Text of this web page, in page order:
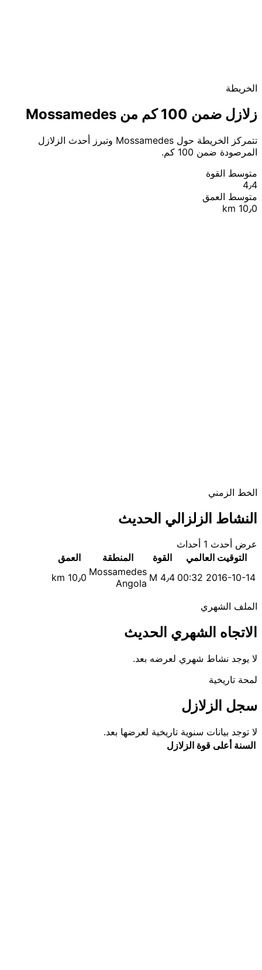
الخريطة
زلازل ضمن 100 كم من Mossamedes
تتمركز الخريطة حول Mossamedes وتبرز أحدث الزلازل
المرصودة ضمن 100 كم.
متوسط القوة
4٫4
متوسط العمق
10٫0 km
Leaflet
© OpenStreetMap contributors
الخط الزمني
النشاط الزلزالي الحديث
عرض أحدث 1 أحداث
التوقيت العالمي
القوة المنطقة
العمق
2016-10-14 00:32
M 4٫4 Mossamedes
Angola
10٫0 km
الملف الشهري
الاتجاه الشهري الحديث
لا يوجد نشاط شهري لعرضه بعد.
لمحة تاريخية
سجل الزلازل
لا توجد بيانات سنوية تاريخية لعرضها بعد.
السنة أعلى قوة الزلازل